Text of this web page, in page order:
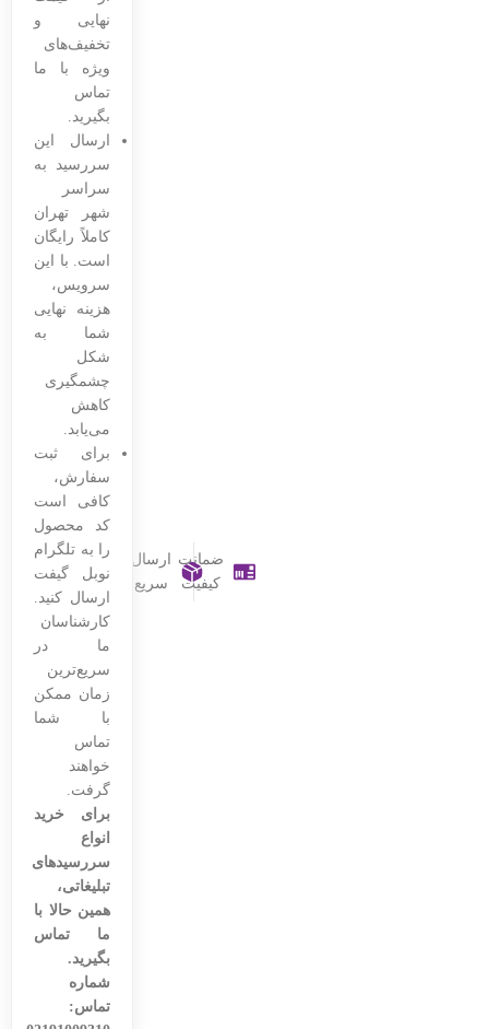
ضمانت
کیفیت
ارسال
سریع
نهایی و
تخفیف‌های
ویژه با ما
تماس
بگیرید.
ارسال این
سررسید به
سراسر
شهر تهران
کاملاً رایگان
است. با این
سرویس،
هزینه نهایی
شما به
شکل
چشمگیری
کاهش
می‌یابد.
برای ثبت
سفارش،
کافی است
کد محصول
را به تلگرام
نوبل گیفت
ارسال کنید.
کارشناسان
ما در
سریع‌ترین
زمان ممکن
با شما
تماس
خواهند
گرفت.
برای خرید
انواع
سررسیدهای
تبلیغاتی،
همین حالا با
ما تماس
بگیرید.
شماره
تماس: